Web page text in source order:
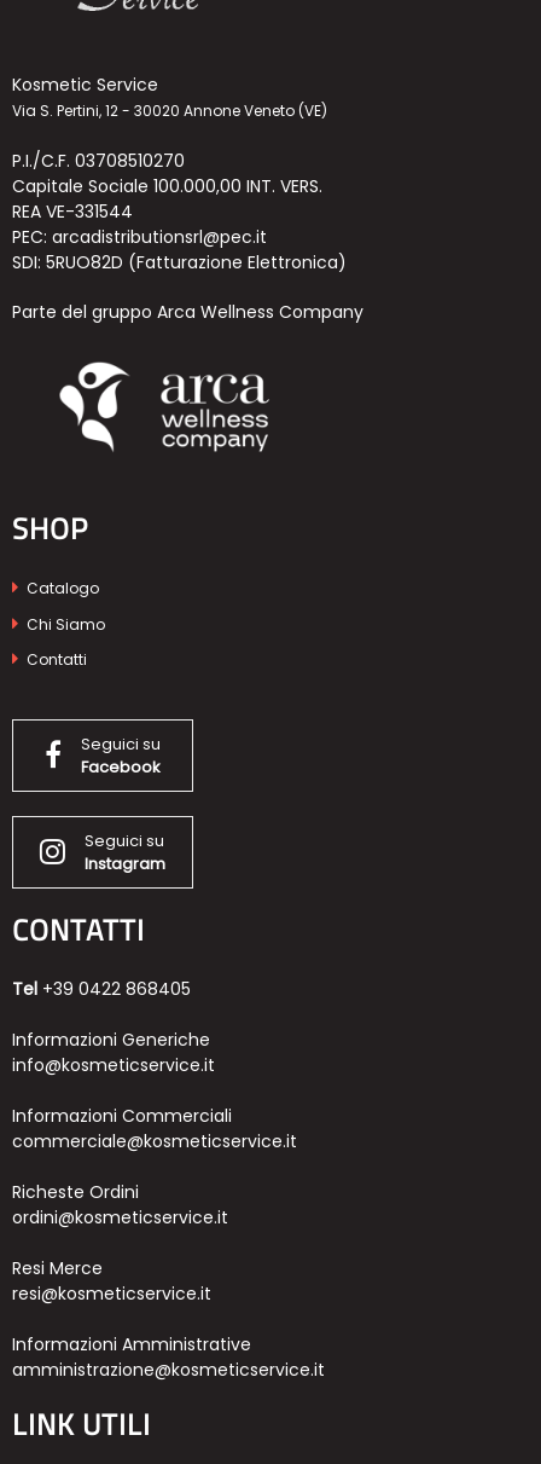
Kosmetic Service
Via S. Pertini, 12 - 30020 Annone Veneto (VE)
P.I./C.F. 03708510270
Capitale Sociale 100.000,00 INT. VERS.
REA VE-331544
PEC: arcadistributionsrl@pec.it
SDI: 5RUO82D (Fatturazione Elettronica)
Parte del gruppo Arca Wellness Company
SHOP
Catalogo
Chi Siamo
Contatti
Seguici su
Facebook
Seguici su
Instagram
CONTATTI
Tel +39 0422 868405
Informazioni Generiche
info@kosmeticservice.it
Informazioni Commerciali
commerciale@kosmeticservice.it
Richeste Ordini
ordini@kosmeticservice.it
Resi Merce
resi@kosmeticservice.it
Informazioni Amministrative
amministrazione@kosmeticservice.it
LINK UTILI